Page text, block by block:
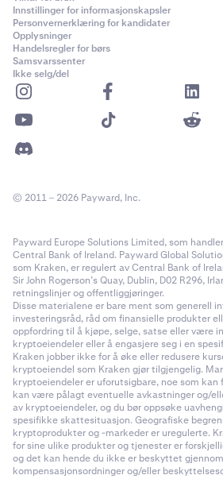
Innstillinger for informasjonskapsler
Personvernerklæring for kandidater
Opplysninger
Handelsregler for børs
Samsvarssenter
Ikke selg/del
© 2011 – 2026 Payward, Inc.
Payward Europe Solutions Limited, som
Central Bank of Ireland. Payward Global
som Kraken, er regulert av Central Bank of
Sir John Rogerson’s Quay, Dublin, D02 R296,
retningslinjer og offentliggjøringer.
Disse materialene er bare ment som generell
investeringsråd, råd om finansielle produkter
oppfordring til å kjøpe, selge, satse eller være
kryptoeiendeler eller å engasjere seg i en
Kraken jobber ikke for å øke eller redusere
kryptoeiendel som Kraken gjør tilgjengelig.
kryptoeiendeler er uforutsigbare, noe som
kan være pålagt eventuelle avkastninger og/
av kryptoeiendeler, og du bør oppsøke
spesifikke skattesituasjon. Geografiske
kryptoprodukter og -markeder er uregulerte.
for sine ulike produkter og tjenester er
og det kan hende du ikke er beskyttet
kompensasjonsordninger og/eller